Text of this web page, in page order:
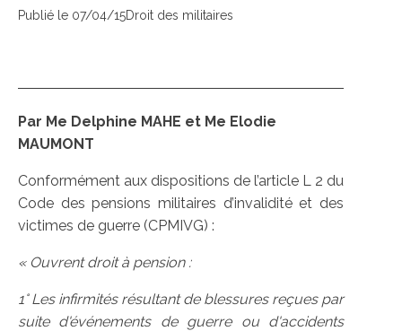
Publié le 07/04/15Droit des militaires
Par Me Delphine MAHE et Me Elodie
MAUMONT
Conformément aux dispositions de l’article L 2 du
Code des pensions militaires d’invalidité et des
victimes de guerre (CPMIVG) :
« Ouvrent droit à pension :
1° Les infirmités résultant de blessures reçues par
suite d'événements de guerre ou d'accidents